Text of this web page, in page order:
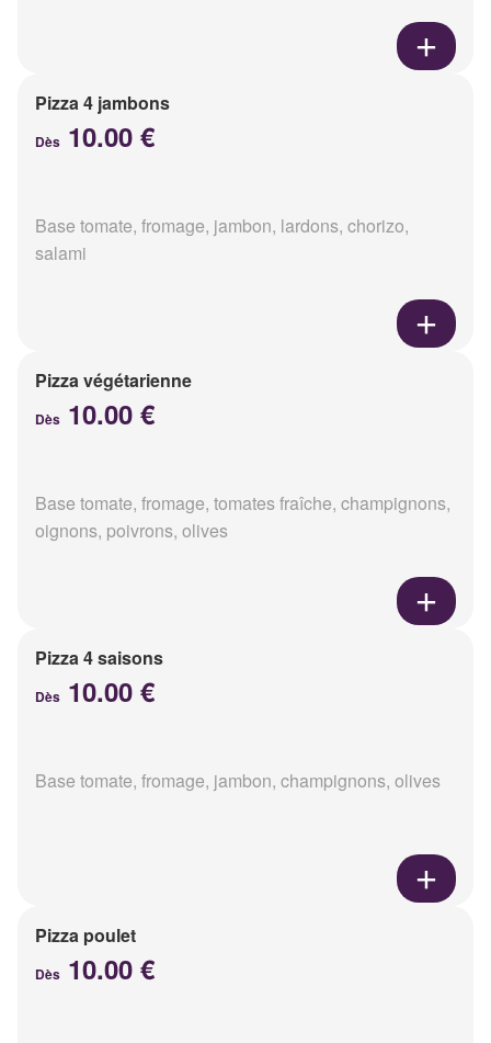
Pizza 4 jambons
Dès 10.00 €
Base tomate, fromage, jambon, lardons, chorizo,
salami
Pizza végétarienne
Dès 10.00 €
Base tomate, fromage, tomates fraîche, champignons,
oignons, poivrons, olives
Pizza 4 saisons
Dès 10.00 €
Base tomate, fromage, jambon, champignons, olives
Pizza poulet
Dès 10.00 €